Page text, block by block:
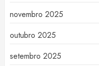
novembro 2025
outubro 2025
setembro 2025